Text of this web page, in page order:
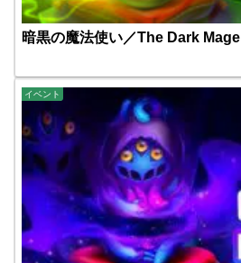
暗黒の魔法使い／The Dark Mage
イベント